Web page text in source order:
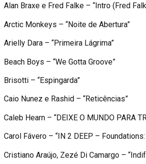
Alan Braxe e Fred Falke – “Intro (Fred
Arctic Monkeys – “Noite de Abertura”
Arielly Dara – “Primeira Lágrima”
Beach Boys – “We Gotta Groove”
Brisotti – “Espingarda”
Caio Nunez e Rashid – “Reticências”
Caleb Hearn – “DEIXE O MUNDO PARA
Carol Fávero – “IN 2 DEEP –
Cristiano Araújo, Zezé Di Camargo –